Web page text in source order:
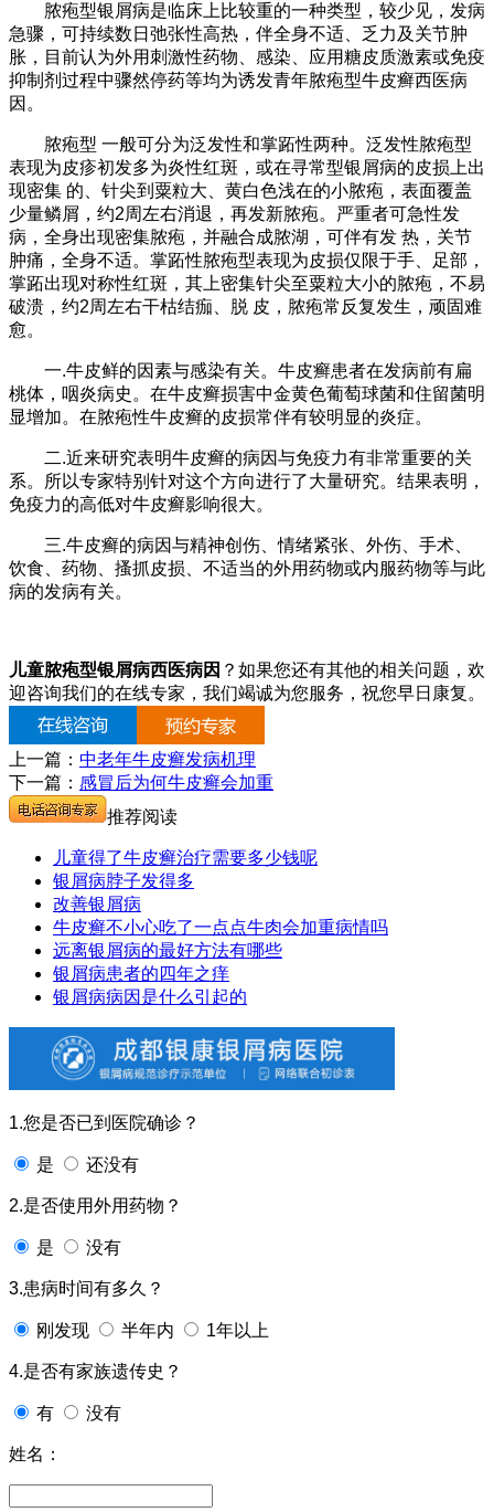
脓疱型银屑病是临床上比较重的一种类型，较少见，发病
急骤，可持续数日弛张性高热，伴全身不适、乏力及关节肿
胀，目前认为外用刺激性药物、感染、应用糖皮质激素或免疫
抑制剂过程中骤然停药等均为诱发青年脓疱型牛皮癣西医病
因。
脓疱型 一般可分为泛发性和掌跖性两种。泛发性脓疱型
表现为皮疹初发多为炎性红斑，或在寻常型银屑病的皮损上出
现密集 的、针尖到粟粒大、黄白色浅在的小脓疱，表面覆盖
少量鳞屑，约2周左右消退，再发新脓疱。严重者可急性发
病，全身出现密集脓疱，并融合成脓湖，可伴有发 热，关节
肿痛，全身不适。掌跖性脓疱型表现为皮损仅限于手、足部，
掌跖出现对称性红斑，其上密集针尖至粟粒大小的脓疱，不易
破溃，约2周左右干枯结痂、脱 皮，脓疱常反复发生，顽固难
愈。
一.牛皮鲜的因素与感染有关。牛皮癣患者在发病前有扁
桃体，咽炎病史。在牛皮癣损害中金黄色葡萄球菌和住留菌明
显增加。在脓疱性牛皮癣的皮损常伴有较明显的炎症。
二.近来研究表明牛皮癣的病因与免疫力有非常重要的关
系。所以专家特别针对这个方向进行了大量研究。结果表明，
免疫力的高低对牛皮癣影响很大。
三.牛皮癣的病因与精神创伤、情绪紧张、外伤、手术、
饮食、药物、搔抓皮损、不适当的外用药物或内服药物等与此
病的发病有关。
儿童脓疱型银屑病西医病因 ？如果您还有其他的相关问题，欢
迎咨询我们的在线专家，我们竭诚为您服务，祝您早日康复。
上一篇： 中老年牛皮癣发病机理
下一篇： 感冒后为何牛皮癣会加重
推荐阅读
儿童得了牛皮癣治疗需要多少钱呢
银屑病脖子发得多
改善银屑病
牛皮癣不小心吃了一点点牛肉会加重病情吗
远离银屑病的最好方法有哪些
银屑病患者的四年之痒
银屑病病因是什么引起的
1.您是否已到医院确诊？
是 还没有
2.是否使用外用药物？
是 没有
3.患病时间有多久？
刚发现 半年内 1年以上
4.是否有家族遗传史？
有 没有
姓名：